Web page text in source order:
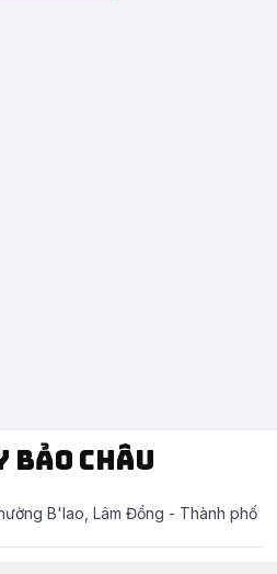
Bảo Châu
B'lao, Lâm Đồng - Thành phố